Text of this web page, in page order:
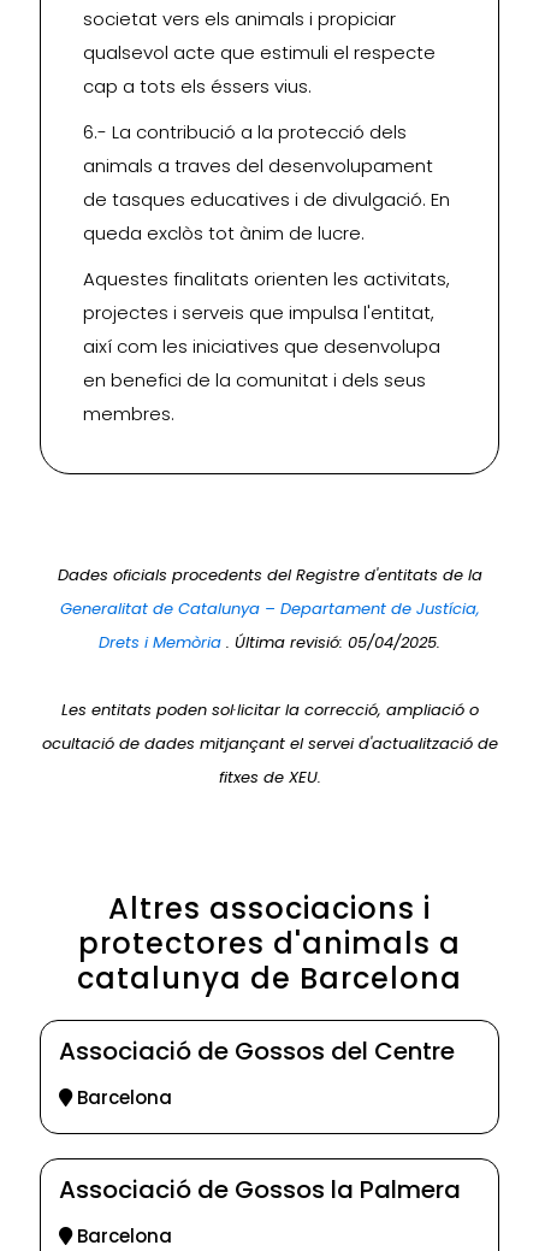
societat vers els animals i propiciar
qualsevol acte que estimuli el respecte
cap a tots els éssers vius.
6.- La contribució a la protecció dels
animals a traves del desenvolupament
de tasques educatives i de divulgació. En
queda exclòs tot ànim de lucre.
Aquestes finalitats orienten les activitats,
projectes i serveis que impulsa l'entitat,
així com les iniciatives que desenvolupa
en benefici de la comunitat i dels seus
membres.
Dades oficials procedents del Registre d'entitats de la
Generalitat de Catalunya – Departament de Justícia,
Drets i Memòria . Última revisió: 05/04/2025.
Les entitats poden sol·licitar la correcció, ampliació o
ocultació de dades mitjançant el servei d'actualització de
fitxes de XEU.
Altres associacions i
protectores d'animals a
catalunya de Barcelona
Associació de Gossos del Centre
Barcelona
Associació de Gossos la Palmera
Barcelona